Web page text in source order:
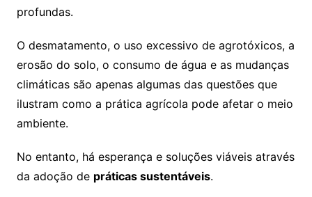
profundas.
O desmatamento, o uso excessivo de agrotóxicos, a
erosão do solo, o consumo de água e as mudanças
climáticas são apenas algumas das questões que
ilustram como a prática agrícola pode afetar o meio
ambiente.
No entanto, há esperança e soluções viáveis através
da adoção de práticas sustentáveis.